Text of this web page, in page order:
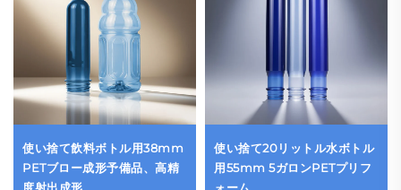
使い捨て飲料ボトル用38mm
PETブロー成形予備品、高精
使い捨て20リットル水ボトル
用55mm 5ガロンPETプリフ